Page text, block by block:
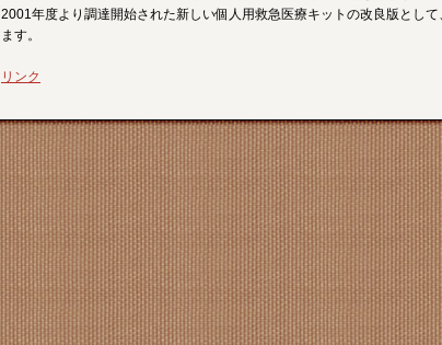
2001年度より調達開始された新しい個人用救急医療キットの改良版とし
ます。
リンク